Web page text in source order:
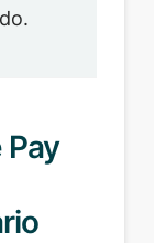
Pay